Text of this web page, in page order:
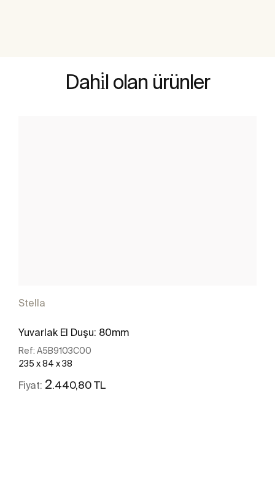
Dahi̇l olan ürünler
Stella
Yuvarlak El Duşu: 80mm
Ref: A5B9103C00
235 x 84 x 38
Fiyat: 2 .440,80 TL